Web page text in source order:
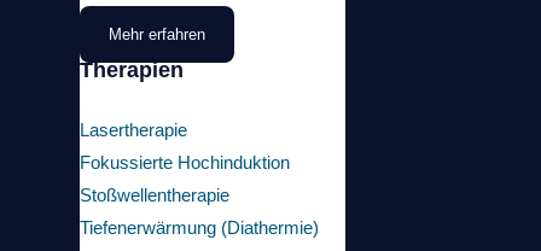
Mehr erfahren
Therapien
Lasertherapie
Fokussierte Hochinduktion
Stoßwellentherapie
Tiefenerwärmung (Diathermie)
Bewegung verstehen – Ursachen gezielt erkennen
Die folgenden Fallbeispiele zeigen, wie sich mit LupoGait
Bewegungsabläufe objektiv erfassen und auswerten lassen. Anhand
realer Anwendungen wird deutlich, welchen Mehrwert die
sensorgestützte Ganganalyse insbesondere bei komplexen
orthopädischen und neurologischen Fragestellungen bietet.